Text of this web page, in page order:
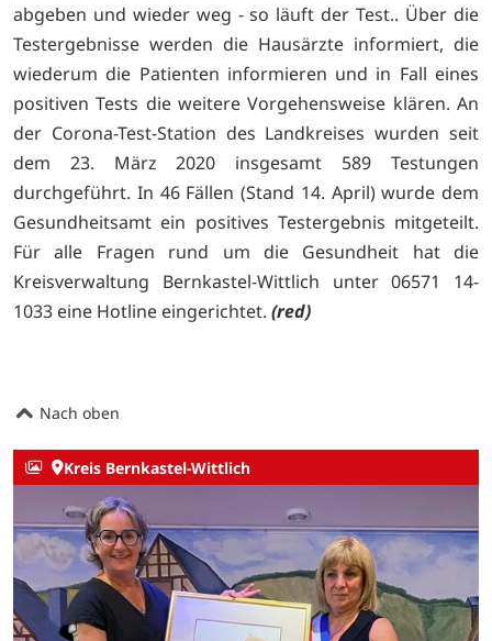
abgeben und wieder weg - so läuft der Test.. Über die
Testergebnisse werden die Hausärzte informiert, die
wiederum die Patienten informieren und in Fall eines
positiven Tests die weitere Vorgehensweise klären. An
der Corona-Test-Station des Landkreises wurden seit
dem 23. März 2020 insgesamt 589 Testungen
durchgeführt. In 46 Fällen (Stand 14. April) wurde dem
Gesundheitsamt ein positives Testergebnis mitgeteilt.
Für alle Fragen rund um die Gesundheit hat die
Kreisverwaltung Bernkastel-Wittlich unter 06571 14-
1033 eine Hotline eingerichtet. (red)
Nach oben
Kreis Bernkastel-Wittlich